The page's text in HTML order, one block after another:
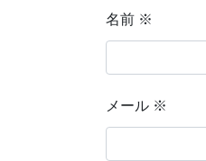
名前 ※
メール ※